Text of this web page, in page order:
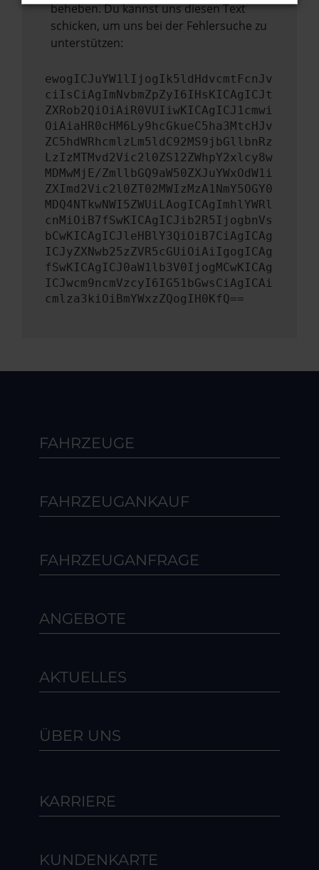
beheben. Du kannst uns diesen Text
schicken, um uns bei der Fehlersuche zu
unterstützen:
ewogICJuYW1lIjogIk5ldHdvcmtFcnJv
ciIsCiAgImNvbmZpZyI6IHsKICAgICJt
ZXRob2QiOiAiR0VUIiwKICAgICJ1cmwi
OiAiaHR0cHM6Ly9hcGkueC5ha3MtcHJv
ZC5hdWRhcmlzLm5ldC92MS9jbGllbnRz
LzIzMTMvd2Vic2l0ZS12ZWhpY2xlcy8w
MDMwMjE/ZmllbGQ9aW50ZXJuYWxOdW1i
ZXImd2Vic2l0ZT02MWIzMzA1NmY5OGY0
MDQ4NTkwNWI5ZWUiLAogICAgImhlYWRl
cnMiOiB7fSwKICAgICJib2R5IjogbnVs
bCwKICAgICJleHBlY3QiOiB7CiAgICAg
ICJyZXNwb25zZVR5cGUiOiAiIgogICAg
fSwKICAgICJ0aW1lb3V0IjogMCwKICAg
ICJwcm9ncmVzcyI6IG51bGwsCiAgICAi
cmlza3kiOiBmYWxzZQogIH0KfQ==
FAHRZEUGE
FAHRZEUGANKAUF
FAHRZEUGANFRAGE
ANGEBOTE
AKTUELLES
ÜBER UNS
KARRIERE
KUNDENKARTE